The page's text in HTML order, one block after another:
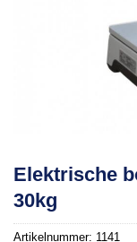
Elektrische
30kg
Artikelnummer: 1141